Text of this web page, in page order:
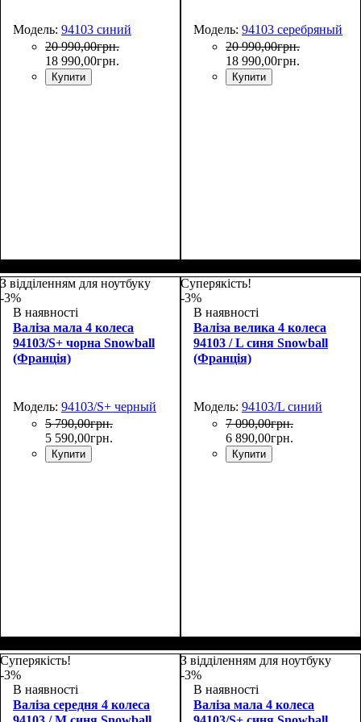
Модель: 94103 синий
20 990,00грн.
18 990,00грн.
Купити
Модель: 94103 серебряный
20 990,00грн.
18 990,00грн.
Купити
З відділенням для ноутбуку
-3%
В наявності
Валіза мала 4 колеса
94103/S+ чорна Snowball
(Франція)
Модель: 94103/S+ черный
5 790,00грн.
5 590,00грн.
Купити
55х39х22
Суперякість!
-3%
В наявності
Валіза велика 4 колеса
94103 / L синя Snowball
(Франція)
Модель: 94103/L синий
7 090,00грн.
6 890,00грн.
Купити
77х51х31
Суперякість!
-3%
В наявності
Валіза середня 4 колеса
З відділенням для ноутбуку
-3%
В наявності
Валіза мала 4 колеса